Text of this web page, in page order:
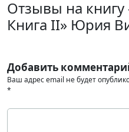
Отзывы на
Книга II» Юрия
Добавить
Ваш адрес email не будет
*